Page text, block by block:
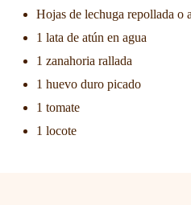
Hojas de lechuga repollada o
1 lata de atún en agua
1 zanahoria rallada
1 huevo duro picado
1 tomate
1 locote